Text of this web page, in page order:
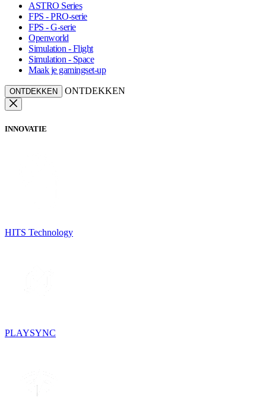
ASTRO Series
FPS - PRO-serie
FPS - G-serie
Openworld
Simulation - Flight
Simulation - Space
Maak je gamingset-up
ONTDEKKEN ONTDEKKEN
INNOVATIE
HITS Technology
PLAYSYNC